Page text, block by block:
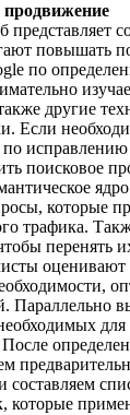
продвижение
представляет
повышать
по
другие
Если
исправлению
поисковое
которые
трафика.
перенять
оценивают
Параллельно
составляем
которые